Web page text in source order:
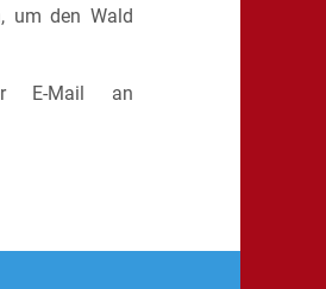
um den Wald
E-Mail an